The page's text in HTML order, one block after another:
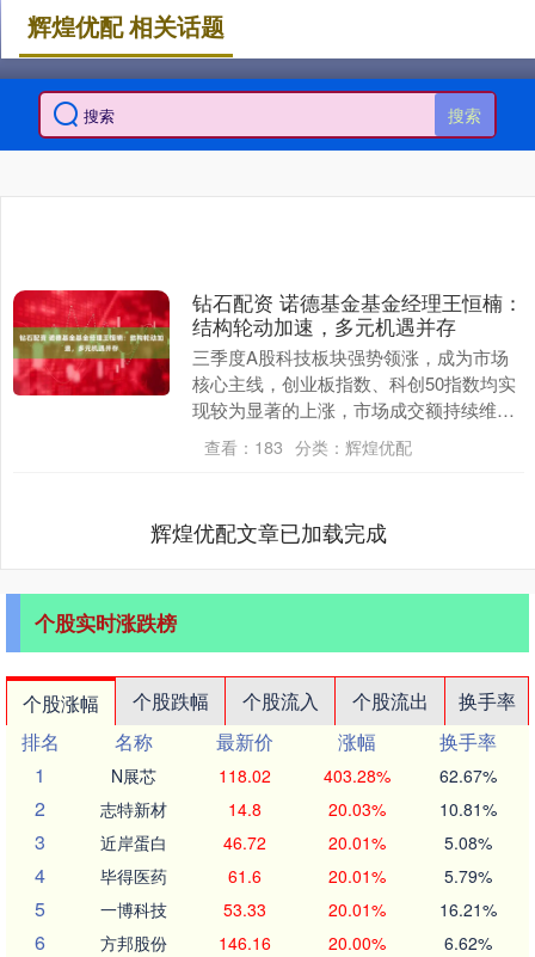
搜索
辉煌优配 相关话题
钻石配资 诺德基金基金经理王恒楠：
结构轮动加速，多元机遇并存
三季度A股科技板块强势领涨，成为市场
核心主线，创业板指数、科创50指数均实
现较为显著的上涨，市场成交额持续维持
较高位置。本轮上涨主要受多重逻辑驱
动：半导体设备领....
查看： 183 分类： 辉煌优配
辉煌优配文章已加载完成
个股实时涨跌榜
个股涨幅 个股跌幅 个股流入 个股流出
换手率
排名
名称 最新价 涨幅
换手率
1
N展芯 118.02 403.28% 62.67%
2 志特新材 14.8 20.03% 10.81%
3 近岸蛋白 46.72 20.01% 5.08%
4 毕得医药 61.6 20.01% 5.79%
5 一博科技 53.33 20.01% 16.21%
6 方邦股份 146.16 20.00% 6.62%